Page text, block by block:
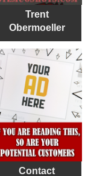
Trent
Obermoeller
Contact